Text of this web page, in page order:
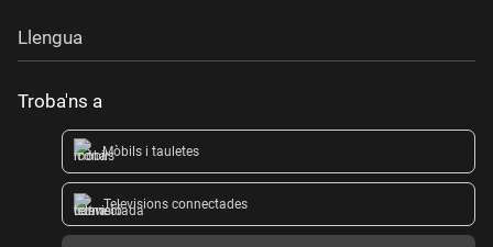
Llengua
Troba'ns a
Mòbils i tauletes
Televisions connectades